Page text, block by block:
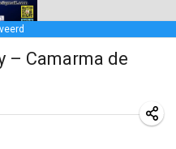
– Camarma de